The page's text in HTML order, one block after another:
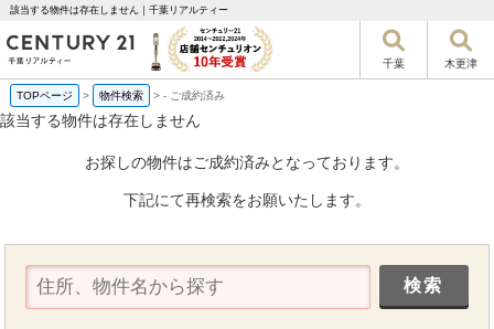
該当する物件は存在しません｜千葉リアルティー
千葉 木更津
TOPページ > 物件検索 >- ご成約済み
該当する物件は存在しません
お探しの物件はご成約済みとなっております。
下記にて再検索をお願いたします。